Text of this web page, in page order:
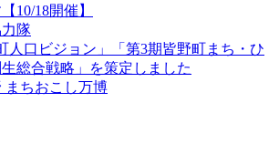
10/18開催】
隊
人口ビジョン」「第3期皆野町まち・ひ
総合戦略」を策定しました
まちおこし万博